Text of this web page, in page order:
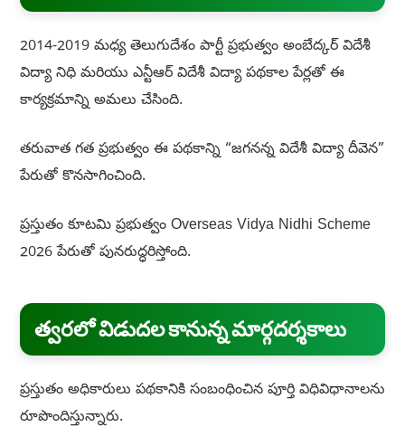
2014-2019 మధ్య తెలుగుదేశం పార్టీ ప్రభుత్వం అంబేద్కర్ విదేశీ
విద్యా నిధి మరియు ఎన్టీఆర్ విదేశీ విద్యా పథకాల పేర్లతో ఈ
కార్యక్రమాన్ని అమలు చేసింది.
తరువాత గత ప్రభుత్వం ఈ పథకాన్ని “జగనన్న విదేశీ విద్యా దీవెన”
పేరుతో కొనసాగించింది.
ప్రస్తుతం కూటమి ప్రభుత్వం Overseas Vidya Nidhi Scheme
2026 పేరుతో పునరుద్ధరిస్తోంది.
త్వరలో విడుదల కానున్న మార్గదర్శకాలు
ప్రస్తుతం అధికారులు పథకానికి సంబంధించిన పూర్తి విధివిధానాలను
రూపొందిస్తున్నారు.